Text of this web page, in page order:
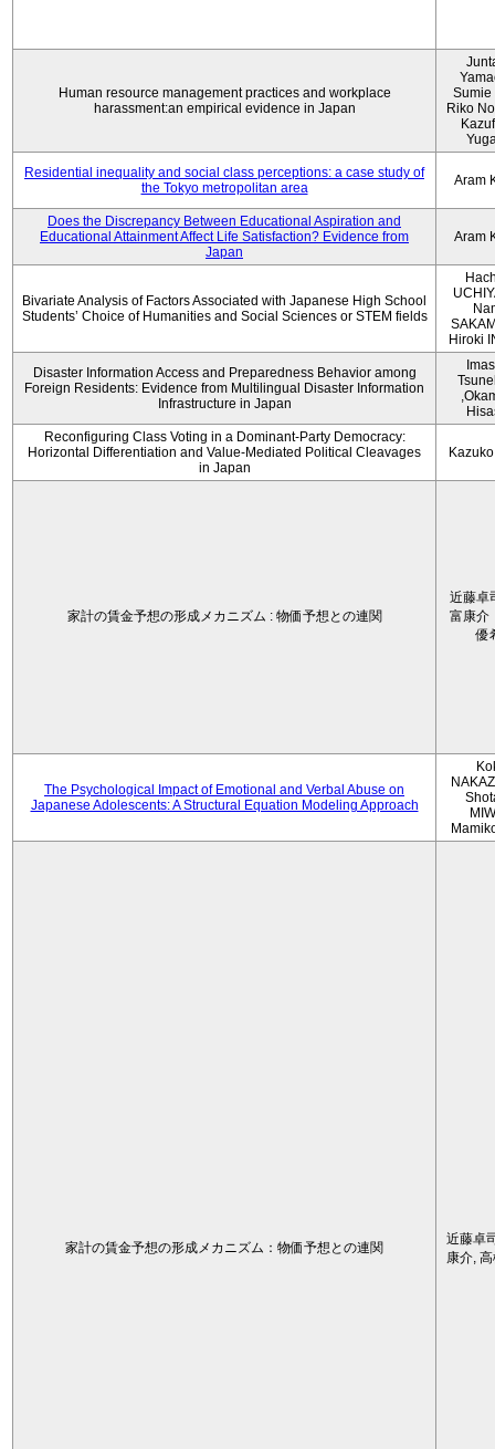
Human resource management practices and workplace
harassment:an empirical evidence in Japan
Sumie
Riko
Residential inequality and social class perceptions: a case study of
the Tokyo metropolitan area
Aram
Does the Discrepancy Between Educational Aspiration and
Educational Attainment Affect Life Satisfaction? Evidence from
Japan
Aram
Bivariate Analysis of Factors Associated with Japanese High School
Students’ Choice of Humanities and Social Sciences or STEM fields
Hiroki
Disaster Information Access and Preparedness Behavior among
Foreign Residents: Evidence from Multilingual Disaster Information
Infrastructure in Japan
Reconfiguring Class Voting in a Dominant-Party Democracy:
Horizontal Differentiation and Value-Mediated Political Cleavages
in Japan
家計の賃金予想の形成メカニズム : 物価予想との連関
近藤卓
富康介
優
The Psychological Impact of Emotional and Verbal Abuse on
Japanese Adolescents: A Structural Equation Modeling Approach
家計の賃金予想の形成メカニズム：物価予想との連関
近藤卓
康介,